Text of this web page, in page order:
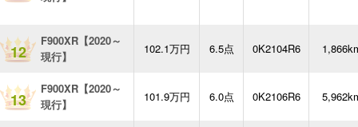
12
F900XR【2020～
現行】
102.1万円 6.5点 0K2104R6
13
F900XR【2020～
現行】
101.9万円 6.0点 0K2106R6